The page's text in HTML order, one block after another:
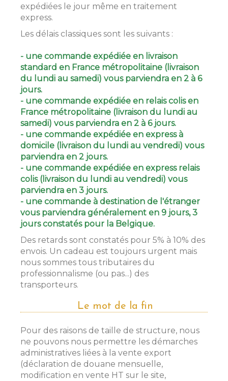
expédiées le jour même en traitement
express.
Les délais classiques sont les suivants :
- une commande expédiée en livraison
standard en France métropolitaine (livraison
du lundi au samedi) vous parviendra en 2 à 6
jours.
- une commande expédiée en relais colis en
France métropolitaine (livraison du lundi au
samedi) vous parviendra en 2 à 6 jours.
- une commande expédiée en express à
domicile (livraison du lundi au vendredi) vous
parviendra en 2 jours.
- une commande expédiée en express relais
colis (livraison du lundi au vendredi) vous
parviendra en 3 jours.
- une commande à destination de l'étranger
vous parviendra généralement en 9 jours, 3
jours constatés pour la Belgique.
Des retards sont constatés pour 5% à 10% des
envois. Un cadeau est toujours urgent mais
nous sommes tous tributaires du
professionnalisme (ou pas...) des
transporteurs.
Le mot de la fin
Pour des raisons de taille de structure, nous
ne pouvons nous permettre les démarches
administratives liées à la vente export
(déclaration de douane mensuelle,
modification en vente HT sur le site,